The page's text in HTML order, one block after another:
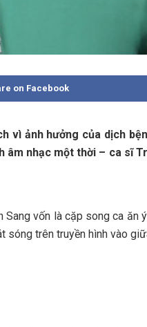
on Facebook
vì ảnh hưởng của dịch
âm nhạc một thời – ca sĩ
vốn là cặp song ca ăn
trên truyền hình vào